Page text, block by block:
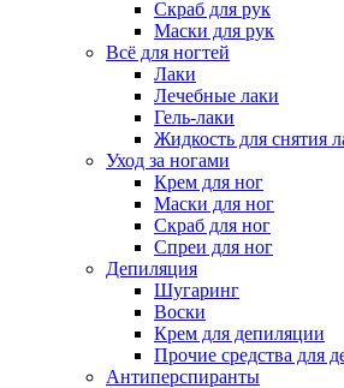
Скраб для рук
Маски для рук
Всё для ногтей
Лаки
Лечебные лаки
Гель-лаки
Жидкость для снятия
Уход за ногами
Крем для ног
Маски для ног
Скраб для ног
Спреи для ног
Депиляция
Шугаринг
Воски
Крем для депиляции
Прочие средства для
Антиперспиранты